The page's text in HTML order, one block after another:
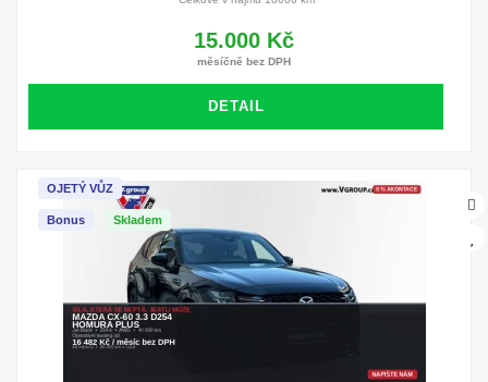
15.000 Kč
měsíčně bez DPH
DETAIL
OJETÝ VŮZ
Skladem
Bonus